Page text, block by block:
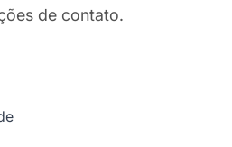
de contato.